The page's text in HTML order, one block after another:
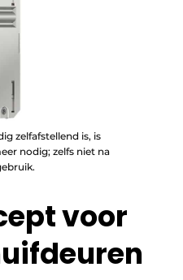
zelfafstellend is, is
nodig; zelfs niet na
voor